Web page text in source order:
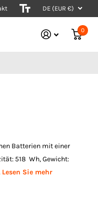
vom Experten
DE (EUR €)
0
Batterien mit einer
518 Wh, Gewicht:
Lesen Sie mehr